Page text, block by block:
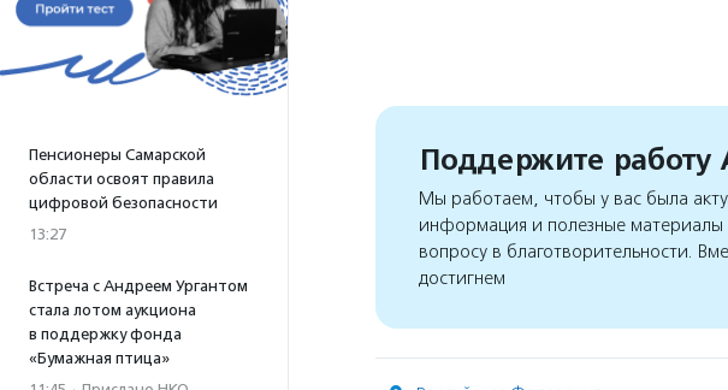
Пенсионеры Самарской
области освоят правила
цифровой безопасности
13:27
Встреча с Андреем Ургантом
стала лотом аукциона
в поддержку фонда
«Бумажная птица»
Поддержите работу
Мы работаем, чтобы у вас была
информация и полезные
вопросу в благотворительности.
достигнем